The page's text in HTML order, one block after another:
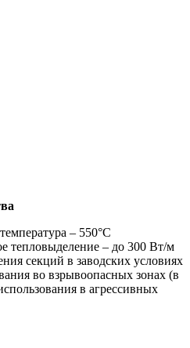
– 550°С
тепловыделение – до 300 Вт/м
секций в заводских условиях
во взрывоопасных зонах (в
в агрессивных